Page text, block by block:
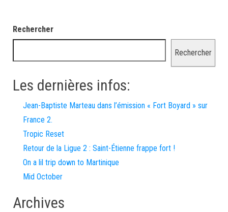
Rechercher
Rechercher
Les dernières infos:
Jean-Baptiste Marteau dans l’émission « Fort Boyard » sur
France 2.
Tropic Reset
Retour de la Ligue 2 : Saint-Étienne frappe fort !
On a lil trip down to Martinique
Mid October
Archives